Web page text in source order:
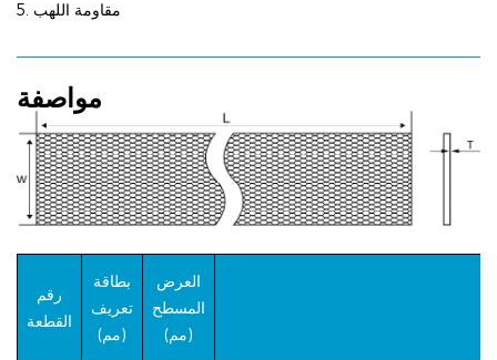
5. مقاومة اللهب
مواصفة
رقم
القطعة
بطاقة
تعريف
(مم)
العرض
المسطح
(مم)